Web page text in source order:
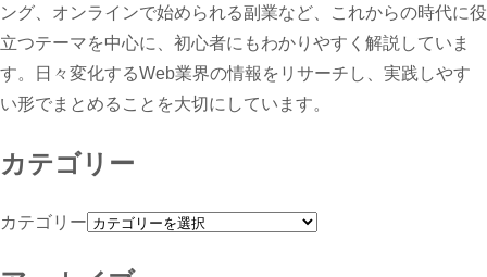
ング、オンラインで始められる副業など、これからの時代に役
立つテーマを中心に、初心者にもわかりやすく解説していま
す。日々変化するWeb業界の情報をリサーチし、実践しやす
い形でまとめることを大切にしています。
カテゴリー
カテゴリー